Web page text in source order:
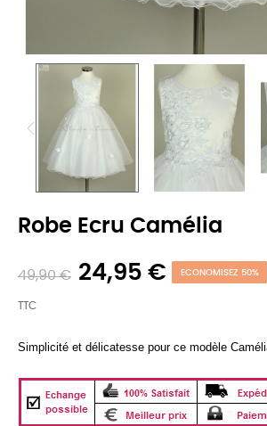
Robe Ecru Camélia
49,90 € 24,95 € ECONOMISEZ 50%
TTC
Simplicité et délicatesse pour ce modèle